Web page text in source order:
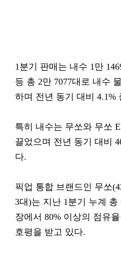
1분기 판매는 내수 1만
등 총 2만 7077대로 내수
하며 전년 동기 대비 4.1%
특히 내수는 무쏘와 무쏘
끌었으며 전년 동기 대비
다.
픽업 통합 브랜드인 무쏘
3대)는 지난 1분기 누계 총
장에서 80% 이상의 점유
호평을 받고 있다.